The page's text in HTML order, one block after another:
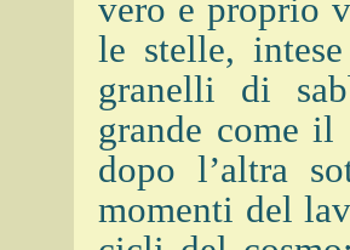
vero e proprio
le stelle,
granelli di
grande come il
dopo l’altra
momenti del